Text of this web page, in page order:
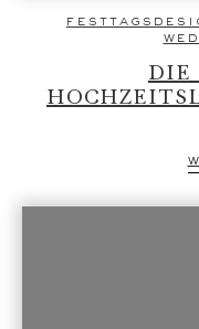
DIE